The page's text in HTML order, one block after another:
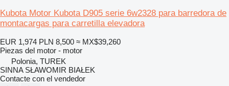
Kubota Motor Kubota D905 serie 6w2328 para barredora de
montacargas para carretilla elevadora
EUR 1,974 PLN 8,500 ≈ MX$39,260
Piezas del motor - motor
Polonia, TUREK
SINNA SŁAWOMIR BIAŁEK
Contacte con el vendedor